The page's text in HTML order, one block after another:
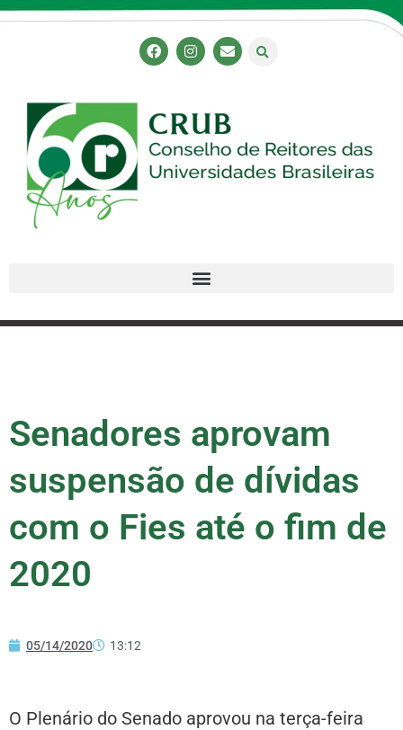
Senadores aprovam
suspensão de dívidas
com o Fies até o fim de
2020
05/14/2020 13:12
O Plenário do Senado aprovou na terça-feira